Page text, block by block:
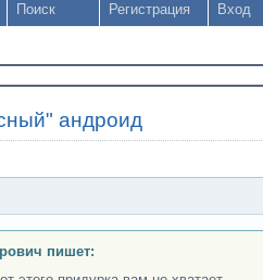
Поиск Регистрация Вход
андроид
пишет: